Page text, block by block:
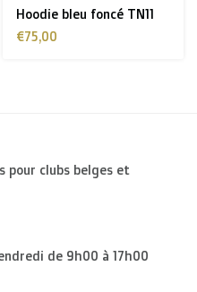
Hoodie bleu foncé TN11
€75,00
pour clubs belges et
de 9h00 à 17h00